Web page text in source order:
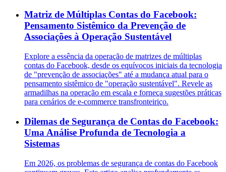
Matriz de Múltiplas Contas do Facebook:
Pensamento Sistêmico da Prevenção de
Associações à Operação Sustentável
Explore a essência da operação de matrizes de múltiplas
contas do Facebook, desde os equívocos iniciais da tecnologia
de "prevenção de associações" até a mudança atual para o
pensamento sistêmico de "operação sustentável". Revele as
armadilhas na operação em escala e forneça sugestões práticas
para cenários de e-commerce transfronteiriço.
Dilemas de Segurança de Contas do Facebook:
Uma Análise Profunda de Tecnologia a
Sistemas
Em 2026, os problemas de segurança de contas do Facebook